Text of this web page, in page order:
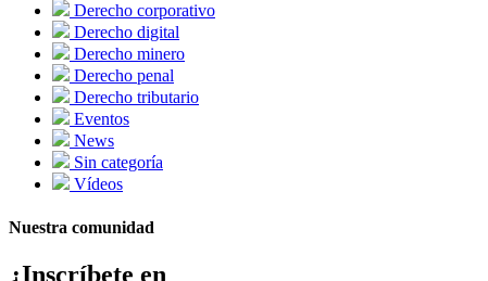
Derecho corporativo
Derecho digital
Derecho minero
Derecho penal
Derecho tributario
Eventos
News
Sin categoría
Vídeos
Nuestra comunidad
¿Inscríbete en